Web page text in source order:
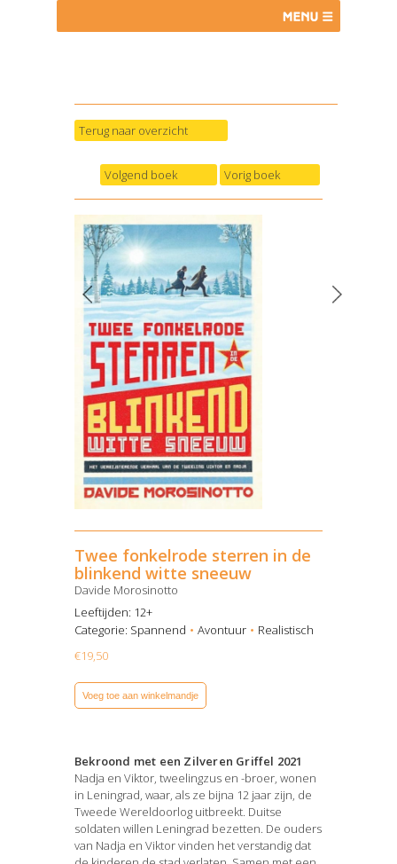
Terug naar overzicht
Volgend boek Vorig boek
Twee fonkelrode sterren in de
blinkend witte sneeuw
Davide Morosinotto
Leeftijden: 12+
Categorie: Spannend Avontuur
Realistisch
€19,50
Voeg toe aan winkelmandje
Bekroond met een Zilveren Griffel 2021
Nadja en Viktor, tweelingzus en -broer, wonen
in Leningrad, waar, als ze bijna 12 jaar zijn, de
Tweede Wereldoorlog uitbreekt. Duitse
soldaten willen Leningrad bezetten. De ouders
van Nadja en Viktor vinden het verstandig dat